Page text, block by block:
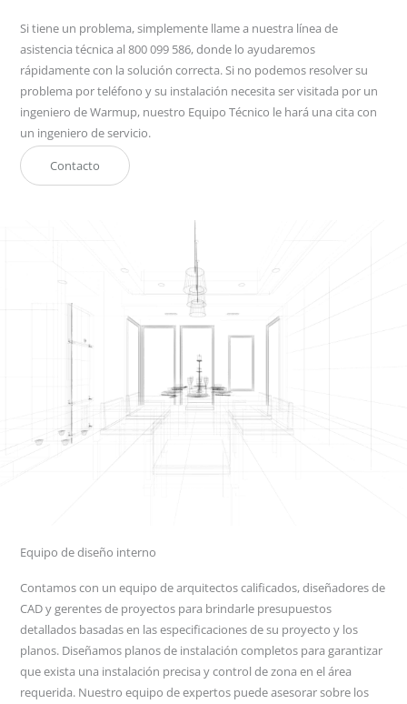
Si tiene un problema, simplemente llame a nuestra línea de
asistencia técnica al 800 099 586, donde lo ayudaremos
rápidamente con la solución correcta. Si no podemos resolver su
problema por teléfono y su instalación necesita ser visitada por un
ingeniero de Warmup, nuestro Equipo Técnico le hará una cita con
un ingeniero de servicio.
Contacto
Equipo de diseño interno
Contamos con un equipo de arquitectos calificados, diseñadores de
CAD y gerentes de proyectos para brindarle presupuestos
detallados basadas en las especificaciones de su proyecto y los
planos. Diseñamos planos de instalación completos para garantizar
que exista una instalación precisa y control de zona en el área
requerida. Nuestro equipo de expertos puede asesorar sobre los